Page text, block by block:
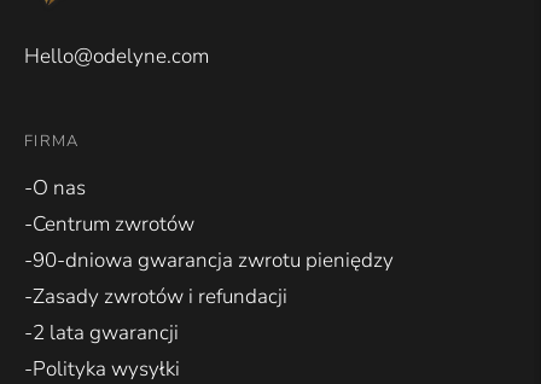
Hello@odelyne.com
FIRMA
-O nas
-Centrum zwrotów
-90-dniowa gwarancja zwrotu pieniędzy
-Zasady zwrotów i refundacji
-2 lata gwarancji
-Polityka wysyłki